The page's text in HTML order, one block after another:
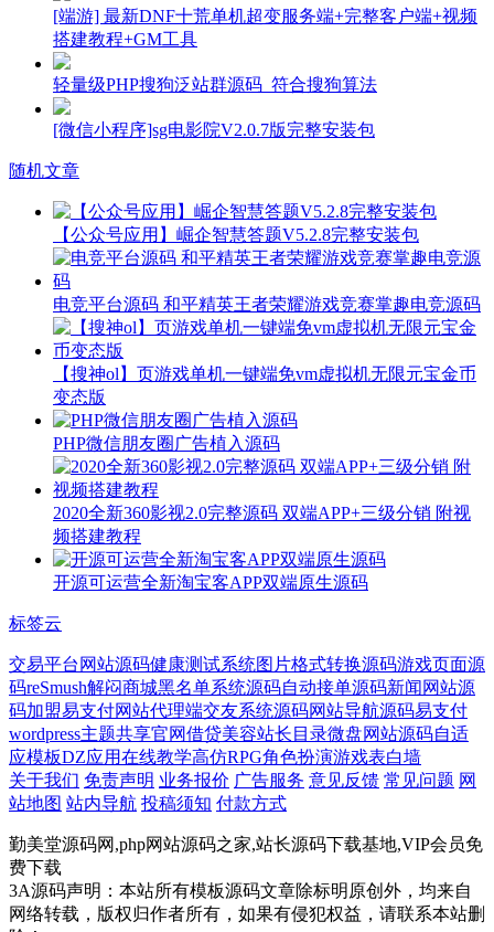
[端游] 最新DNF十荒单机超变服务端+完整客户端+视频
搭建教程+GM工具
轻量级PHP搜狗泛站群源码_符合搜狗算法
[微信小程序]sg电影院V2.0.7版完整安装包
随机文章
【公众号应用】崛企智慧答题V5.2.8完整安装包
电竞平台源码 和平精英王者荣耀游戏竞赛掌趣电竞源码
【搜神ol】页游戏单机一键端免vm虚拟机无限元宝金币
变态版
PHP微信朋友圈广告植入源码
2020全新360影视2.0完整源码 双端APP+三级分销 附视
频搭建教程
开源可运营全新淘宝客APP双端原生源码
标签云
交易平台网站源码健康测试系统图片格式转换源码游戏页面源
码reSmush解闷商城黑名单系统源码自动接单源码新闻网站源
码加盟易支付网站代理端交友系统源码网站导航源码易支付
wordpress主题共享官网借贷美容站长目录微盘网站源码自适
应模板DZ应用在线教学高仿RPG角色扮演游戏表白墙
关于我们 免责声明 业务报价 广告服务 意见反馈 常见问题 网
站地图 站内导航 投稿须知 付款方式
勤美堂源码网,php网站源码之家,站长源码下载基地,VIP会员免
费下载
3A源码声明：本站所有模板源码文章除标明原创外，均来自
网络转载，版权归作者所有，如果有侵犯权益，请联系本站删